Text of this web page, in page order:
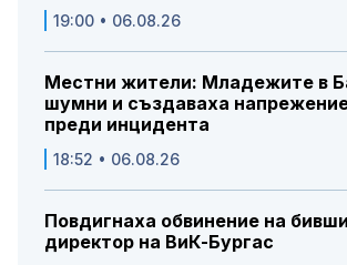
19:00 • 06.08.26
Местни жители: Младежите в
шумни и създаваха
преди инцидента
18:52 • 06.08.26
Повдигнаха обвинение на
директор на ВиК-Бургас